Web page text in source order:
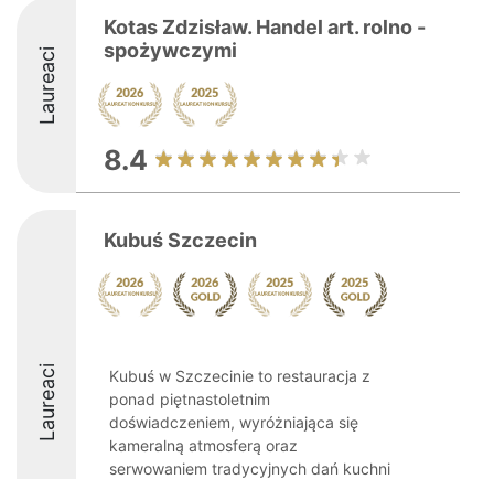
Laureaci
Kotas Zdzisław. Handel art. rolno -
spożywczymi
8.4
Laureaci
Kubuś Szczecin
Kubuś w Szczecinie to restauracja z
ponad piętnastoletnim
doświadczeniem, wyróżniająca się
kameralną atmosferą oraz
serwowaniem tradycyjnych dań kuchni